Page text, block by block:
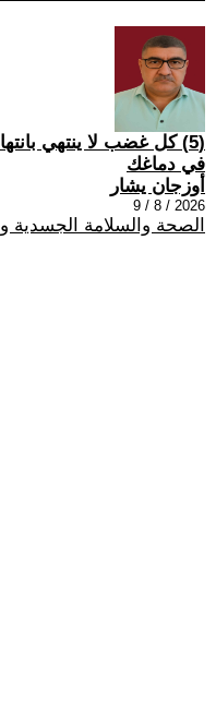
(5) كل غضب لا ينتهي
في دماغك
أوزجان يشار
2026 / 8 / 9
الصحة والسلامة الجسدية